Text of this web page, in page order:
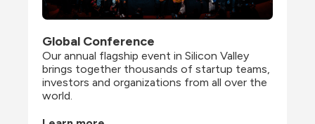
Global Conference
Our annual flagship event in Silicon Valley
brings together thousands of startup teams,
investors and organizations from all over the
world.